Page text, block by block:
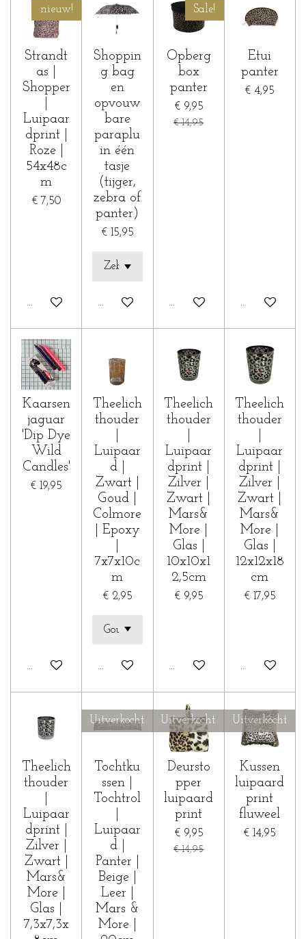
nieuw!
Strandt
as |
Shopper
Luipaar
dprint |
Roze |
54x48c
m
€ 7,50
In winkelwagen
Shoppin
g bag
en
opvouw
bare
paraplu
in één
tasje
(tijger,
zebra of
panter)
€ 15,95
In winkelwagen
Sale!
Opberg
box
panter
€ 9,95
€ 14,95
In winkelwagen
Etui
panter
€ 4,95
In
Kaarsen
jaguar
'Dip Dye
Wild
Candles'
€ 19,95
In winkelwagen
Theelich
thouder
Luipaar
d |
Zwart |
Goud |
Colmore
| Epoxy
7x7x10c
m
€ 2,95
In winkelwagen
Theelich
thouder
Luipaar
dprint |
Zilver |
Zwart |
Mars&
More |
Glas |
10x10x1
2,5cm
€ 9,95
In winkelwagen
Theelich
thouder
Luipaar
dprint |
Zilver |
Zwart |
Mars&
More |
Glas |
12x12x18
cm
€ 17,95
In
Theelich
thouder
Luipaar
dprint |
Zilver |
Zwart |
Mars&
More |
Glas |
7,3x7,3x
Uitverkocht
Tochtku
ssen |
Tochtrol
Luipaar
d |
Panter |
Beige |
Leer |
Mars &
More |
Uitverkocht
Deursto
pper
luipaard
print
€ 9,95
€ 14,95
Uitverkocht
Kussen
luipaard
print
fluweel
€ 14,95